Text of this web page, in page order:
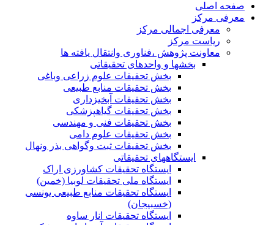
صفحه اصلی
معرفی مرکز
معرفی اجمالی مرکز
ریاست مرکز
معاونت پژوهش ،فناوری وانتقال یافته ها
بخشها و واحدهای تحقیقاتی
بخش تحقیقات علوم زراعی وباغی
بخش تحقیقات منابع طبیعی
بخش تحقیقات آبخیزداری
بخش تحقیقات گیاهپزشکی
بخش تحقیقات فنی و مهندسی
بخش تحقیقات علوم دامی
بخش تحقیقات ثبت وگواهی بذر ونهال
ایستگاههای تحقیقاتی
ایستگاه تحقیقات کشاورزی اراک
ایستگاه ملی تحقیقات لوبیا (خمین)
ایستگاه تحقیقات منابع طبیعی یونسی
(خسبیجان)
ایستگاه تحقیقات انار ساوه